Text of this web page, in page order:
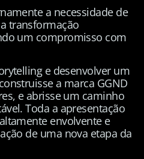
a necessidade de
transformação
um compromisso com
e desenvolver um
a marca GGND
e abrisse um caminho
Toda a apresentação
envolvente e
de uma nova etapa da